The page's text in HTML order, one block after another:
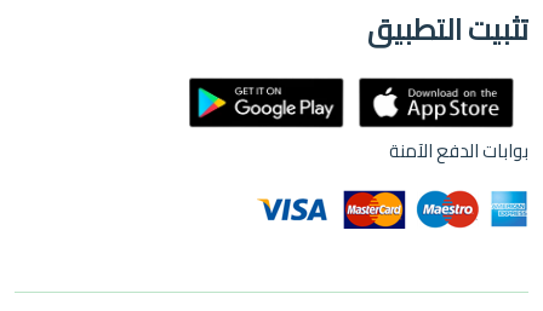
تثبيت التطبيق
بوابات الدفع الآمنة